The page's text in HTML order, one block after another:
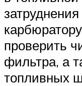
проверить
фильтра, а
топливных